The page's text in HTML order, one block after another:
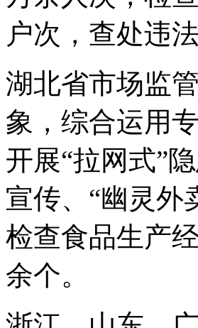
户次，查处违
湖北省市场监
象，综合运用
开展“拉网式”
宣传、“幽灵外
检查食品生产
余个。